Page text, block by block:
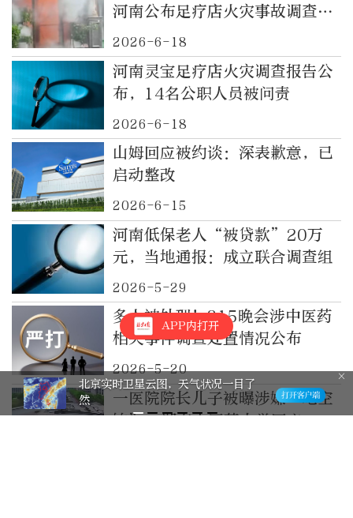
河南公布足疗店火灾事故调查报
告
2026-6-18
河南灵宝足疗店火灾调查报告公
布，14名公职人员被问责
2026-6-18
山姆回应被约谈：深表歉意，已
启动整改
2026-6-15
河南低保老人“被贷款”20万
元，当地通报：成立联合调查组
2026-5-29
多人被处理！315晚会涉中医药
相关事件调查处置情况公布
2026-5-20
一医院院长儿子被曝涉嫌“吃空
饷”，湖南中医药大学回应：已
APP内打开
北京实时卫星云图，天气状况一目了
然